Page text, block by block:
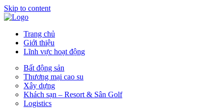
Skip to content
CÔNG TY CỔ PHẦN ĐẦU TƯ IRB | IRB Corporation
Kiến tạo giá trị cuộc sống bền vững
Trang chủ
Giới thiệu
Lĩnh vực hoạt động
Bất động sản
Thương mại cao su
Xây dựng
Khách sạn – Resort & Sân Golf
Logistics